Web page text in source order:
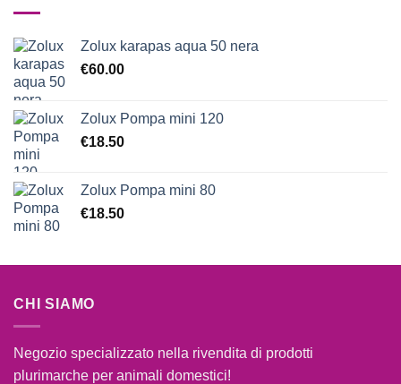
Zolux karapas aqua 50 nera
€60.00
Zolux Pompa mini 120
€18.50
Zolux Pompa mini 80
€18.50
CHI SIAMO
Negozio specializzato nella rivendita di prodotti
plurimarche per animali domestici!